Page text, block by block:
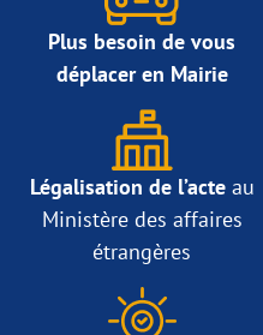
Plus besoin de vous
déplacer en Mairie
Légalisation de l’acteau
Ministère des affaires
étrangères